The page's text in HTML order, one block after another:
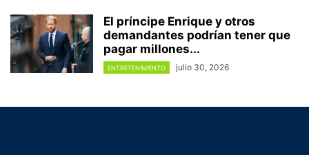
El príncipe Enrique y otros
demandantes podrían tener que
pagar millones...
ENTRETENIMIENTO julio 30, 2026